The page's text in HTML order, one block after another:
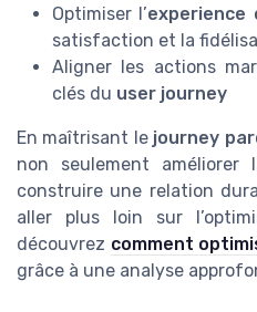
Optimiser l’experience
satisfaction et la
Aligner les actions
clés du user journey
En maîtrisant le journey
non seulement améliorer
construire une relation
aller plus loin sur
découvrez comment
grâce à une analyse